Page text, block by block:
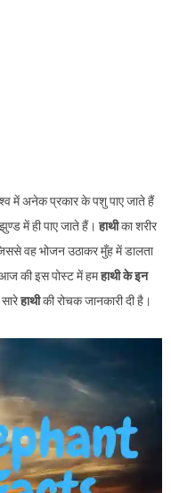
में अनेक प्रकार के पशु पाए जाते हैं
में ही पाए जाते हैं।हाथीका शरीर
वह भोजन उठाकर मुँह में डालता
आज की इस पोस्ट में हमहाथी के इन
हाथीकी रोचक जानकारी दी है।